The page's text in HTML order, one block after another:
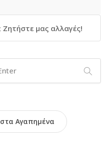
Ζητήστε μας αλλαγές!
Αγαπημένα